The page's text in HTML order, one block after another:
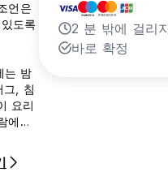
언은
도록
는 밤
그, 침
요리
에게
2 분 밖에 걸리
바로 확정